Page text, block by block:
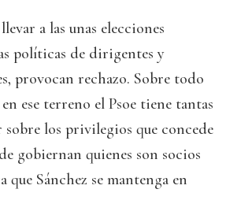
a las unas elecciones
políticas de dirigentes y
provocan rechazo. Sobre todo
ese terreno el Psoe tiene tantas
sobre los privilegios que concede
gobiernan quienes son socios
que Sánchez se mantenga en